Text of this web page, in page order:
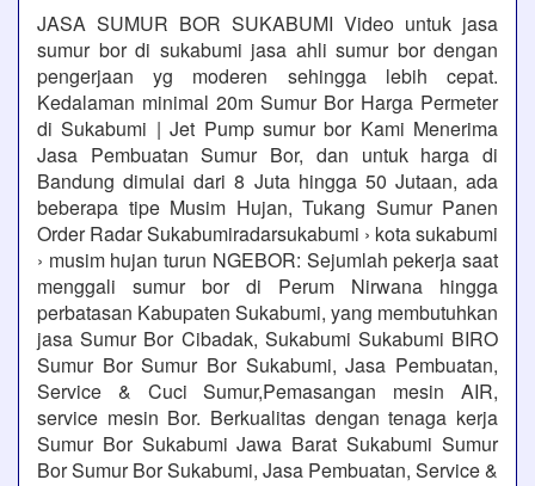
JASA SUMUR BOR SUKABUMI Video untuk jasa
sumur bor di sukabumi jasa ahli sumur bor dengan
pengerjaan yg moderen sehingga lebih cepat.
Kedalaman minimal 20m Sumur Bor Harga Permeter
di Sukabumi | Jet Pump sumur bor Kami Menerima
Jasa Pembuatan Sumur Bor, dan untuk harga di
Bandung dimulai dari 8 Juta hingga 50 Jutaan, ada
beberapa tipe Musim Hujan, Tukang Sumur Panen
Order Radar Sukabumiradarsukabumi › kota sukabumi
› musim hujan turun NGEBOR: Sejumlah pekerja saat
menggali sumur bor di Perum Nirwana hingga
perbatasan Kabupaten Sukabumi, yang membutuhkan
jasa Sumur Bor Cibadak, Sukabumi Sukabumi BIRO
Sumur Bor Sumur Bor Sukabumi, Jasa Pembuatan,
Service & Cuci Sumur,Pemasangan mesin AIR,
service mesin Bor. Berkualitas dengan tenaga kerja
Sumur Bor Sukabumi Jawa Barat Sukabumi Sumur
Bor Sumur Bor Sukabumi, Jasa Pembuatan, Service &